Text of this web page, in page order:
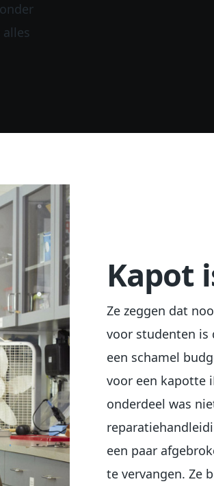
Kapot
Ze zeggen dat
voor studenten is
een schamel
voor een kapotte
onderdeel was
een paar
te vervangen. Ze